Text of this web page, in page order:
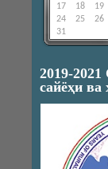
17
18 19
24
25 26
31
2019-
сайёҳи